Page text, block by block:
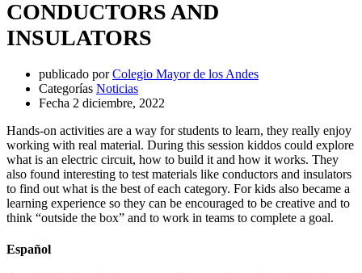
CONDUCTORS AND
INSULATORS
publicado por Colegio Mayor de los Andes
Categorías Noticias
Fecha 2 diciembre, 2022
Hands-on activities are a way for students to learn, they really enjoy
working with real material. During this session kiddos could explore
what is an electric circuit, how to build it and how it works. They
also found interesting to test materials like conductors and insulators
to find out what is the best of each category. For kids also became a
learning experience so they can be encouraged to be creative and to
think “outside the box” and to work in teams to complete a goal.
Español